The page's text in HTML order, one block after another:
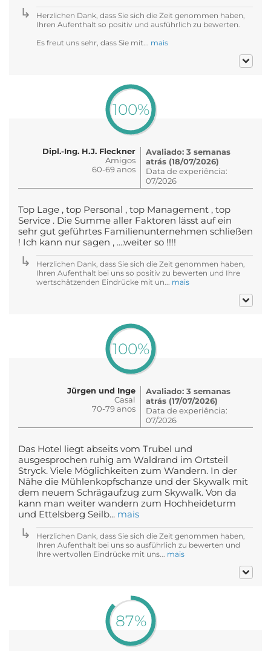
Herzlichen Dank, dass Sie sich die Zeit genommen haben,
Ihren Aufenthalt so positiv und ausführlich zu bewerten.
Es freut uns sehr, dass Sie mit... mais
100%
Dipl.-Ing. H.J. Fleckner
Amigos
60-69 anos
Avaliado: 3 semanas
atrás (18/07/2026)
Data de experiência:
07/2026
Top Lage , top Personal , top Management , top
Service . Die Summe aller Faktoren lässt auf ein
sehr gut geführtes Familienunternehmen schließen
! Ich kann nur sagen , ....weiter so !!!!
Herzlichen Dank, dass Sie sich die Zeit genommen haben,
Ihren Aufenthalt bei uns so positiv zu bewerten und Ihre
wertschätzenden Eindrücke mit un... mais
100%
Jürgen und Inge
Casal
70-79 anos
Avaliado: 3 semanas
atrás (17/07/2026)
Data de experiência:
07/2026
Das Hotel liegt abseits vom Trubel und
ausgesprochen ruhig am Waldrand im Ortsteil
Stryck. Viele Möglichkeiten zum Wandern. In der
Nähe die Mühlenkopfschanze und der Skywalk mit
dem neuem Schrägaufzug zum Skywalk. Von da
kann man weiter wandern zum Hochheideturm
und Ettelsberg Seilb... mais
Herzlichen Dank, dass Sie sich die Zeit genommen haben,
Ihren Aufenthalt bei uns so ausführlich zu bewerten und
Ihre wertvollen Eindrücke mit uns... mais
87%